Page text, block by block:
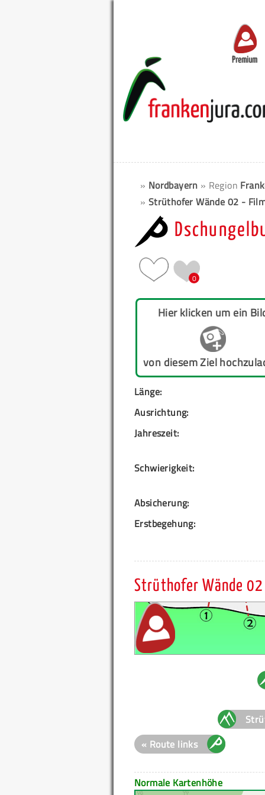
Premium
» Nordbayern » Region
» Strüthofer Wände 02 -
0
Hier klicken um ein
von diesem Ziel
Länge:
Ausrichtung:
Jahreszeit:
Schwierigkeit:
Absicherung:
Erstbegehung:
Strüthofer Wände
« Route links
Normale Kartenhöhe